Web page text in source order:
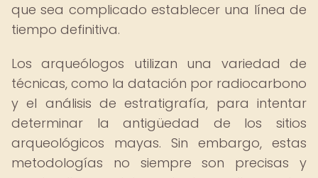
que sea complicado establecer una línea de
tiempo definitiva.
Los arqueólogos utilizan una variedad de
técnicas, como la datación por radiocarbono
y el análisis de estratigrafía, para intentar
determinar la antigüedad de los sitios
arqueológicos mayas. Sin embargo, estas
metodologías no siempre son precisas y